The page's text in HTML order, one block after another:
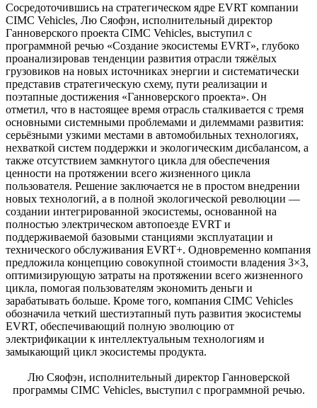
Сосредоточившись на стратегическом ядре EVRT компании
CIMC Vehicles, Лю Сяофэн, исполнительный директор
Ганноверского проекта CIMC Vehicles, выступил с
программной речью «Создание экосистемы EVRT», глубоко
проанализировав тенденции развития отрасли тяжёлых
грузовиков на новых источниках энергии и систематически
представив стратегическую схему, пути реализации и
поэтапные достижения «Ганноверского проекта». Он
отметил, что в настоящее время отрасль сталкивается с тремя
основными системными проблемами и дилеммами развития:
серьёзными узкими местами в автомобильных технологиях,
нехваткой систем поддержки и экологическим дисбалансом, а
также отсутствием замкнутого цикла для обеспечения
ценности на протяжении всего жизненного цикла
пользователя. Решение заключается не в простом внедрении
новых технологий, а в полной экологической революции —
создании интегрированной экосистемы, основанной на
полностью электрическом автопоезде EVRT и
поддерживаемой базовыми станциями эксплуатации и
технического обслуживания EVRT+. Одновременно компания
предложила концепцию совокупной стоимости владения 3×3,
оптимизирующую затраты на протяжении всего жизненного
цикла, помогая пользователям экономить деньги и
зарабатывать больше. Кроме того, компания CIMC Vehicles
обозначила четкий шестиэтапный путь развития экосистемы
EVRT, обеспечивающий полную эволюцию от
электрификации к интеллектуальным технологиям и
замыкающий цикл экосистемы продукта.
Лю Сяофэн, исполнительный директор Ганноверской
программы CIMC Vehicles, выступил с программной речью.